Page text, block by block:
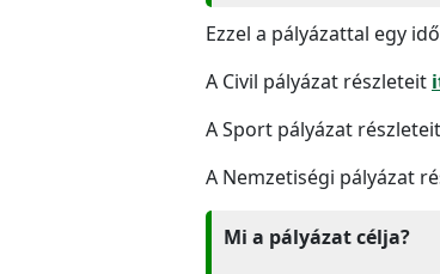
Ezzel a pályázattal egy
A Civil pályázat részleteit
A Sport pályázat részleteit
A Nemzetiségi pályázat
Mi a pályázat célja?